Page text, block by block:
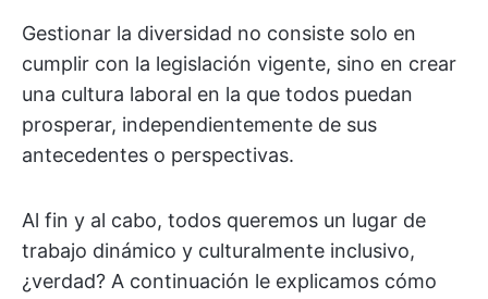
Gestionar la diversidad no consiste solo en
cumplir con la legislación vigente, sino en crear
una cultura laboral en la que todos puedan
prosperar, independientemente de sus
antecedentes o perspectivas.
Al fin y al cabo, todos queremos un lugar de
trabajo dinámico y culturalmente inclusivo,
¿verdad? A continuación le explicamos cómo